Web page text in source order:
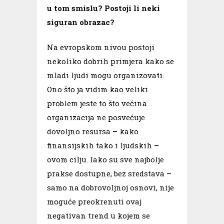
u tom smislu? Postoji li neki
siguran obrazac?
Na evropskom nivou postoji
nekoliko dobrih primjera kako se
mladi ljudi mogu organizovati.
Ono što ja vidim kao veliki
problem jeste to što većina
organizacija ne posvećuje
dovoljno resursa – kako
finansijskih tako i ljudskih –
ovom cilju. Iako su sve najbolje
prakse dostupne, bez sredstava –
samo na dobrovoljnoj osnovi, nije
moguće preokrenuti ovaj
negativan trend u kojem se